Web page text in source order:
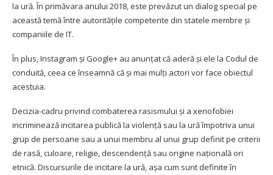
la ură. În primăvara anului 2018, este prevăzut un dialog special pe
această temă între autoritățile competente din statele membre și
companiile de IT.
În plus, Instagram și Google+ au anunțat că aderă și ele la Codul de
conduită, ceea ce înseamnă că și mai mulți actori vor face obiectul
acestuia.
Decizia-cadru privind combaterea rasismului și a xenofobiei
incriminează incitarea publică la violență sau la ură împotriva unui
grup de persoane sau a unui membru al unui grup definit pe criterii
de rasă, culoare, religie, descendență sau origine națională ori
etnică. Discursurile de incitare la ură, așa cum sunt definite în